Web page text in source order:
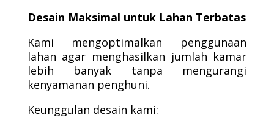
Desain Maksimal untuk Lahan Terbatas
Kami mengoptimalkan penggunaan
lahan agar menghasilkan jumlah kamar
lebih banyak tanpa mengurangi
kenyamanan penghuni.
Keunggulan desain kami: